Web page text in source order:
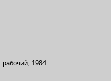
1984.